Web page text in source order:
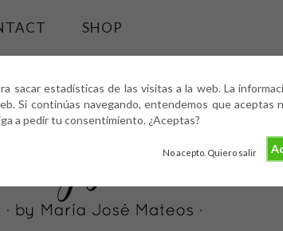
sacar estadísticas de las visitas a la web. La
Si continúas navegando, entendemos que aceptas
a pedir tu consentimiento. ¿Aceptas?
No acepto. Quiero salir
SHOP